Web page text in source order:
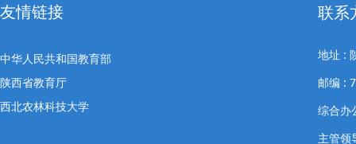
友情链接
中华人民共和国教育部
陕西省教育厅
西北农林科技大学
联系
地址 :
邮编 :
综合办
主管